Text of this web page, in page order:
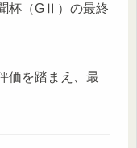
杯（GⅡ）の最終
価を踏まえ、最